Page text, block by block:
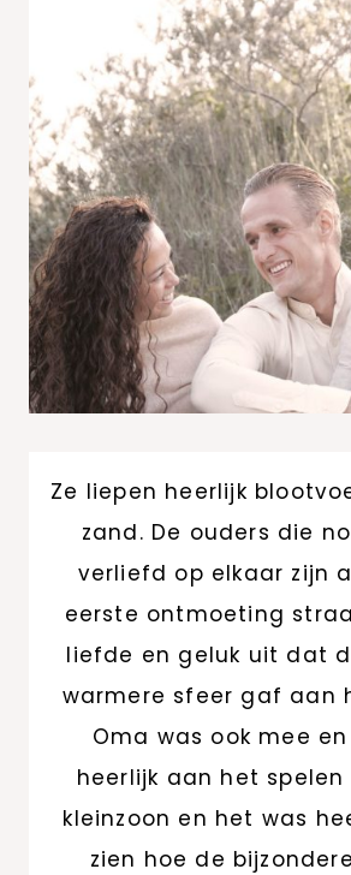
Ze liepen heerlijk
zand. De ouders die
verliefd op elkaar zijn
eerste ontmoeting
liefde en geluk uit dat
warmere sfeer gaf aan
Oma was ook mee
heerlijk aan het
kleinzoon en het was
zien hoe de